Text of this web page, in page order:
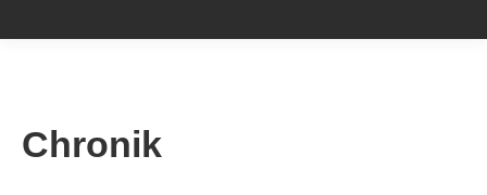
Chronik